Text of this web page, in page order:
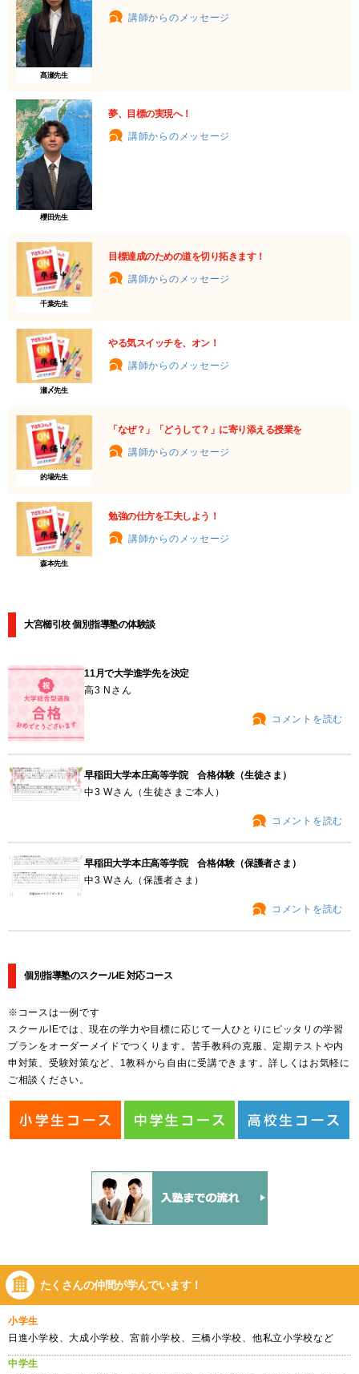
髙瀬先生
講師からのメッセージ
櫻田先生
夢、目標の実現へ！
講師からのメッセージ
千葉先生
目標達成のための道を切り拓きます！
講師からのメッセージ
瀬〆先生
やる気スイッチを、オン！
講師からのメッセージ
的場先生
「なぜ？」「どうして？」に寄り添える授業を
講師からのメッセージ
森本先生
勉強の仕方を工夫しよう！
講師からのメッセージ
大宮櫛引校 個別指導塾の体験談
11月で大学進学先を決定
高3 Nさん
コメントを読む
早稲田大学本庄高等学院 合格体験（生徒さま）
中3 Wさん（生徒さまご本人）
コメントを読む
早稲田大学本庄高等学院 合格体験（保護者さま）
中3 Wさん（保護者さま）
コメントを読む
個別指導塾のスクールIE 対応コース
※コースは一例です
スクールIEでは、現在の学力や目標に応じて一人ひとりにピッタリの学習
プランをオーダーメイドでつくります。苦手教科の克服、定期テストや内
申対策、受験対策など、1教科から自由に受講できます。詳しくはお気軽に
ご相談ください。
たくさんの仲間が学んでいます！
小学生
日進小学校、大成小学校、宮前小学校、三橋小学校、他私立小学校など
中学生